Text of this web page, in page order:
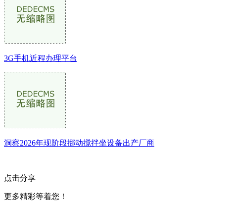
3G手机近程办理平台
洞察2026年现阶段挪动搅拌坐设备出产厂商
点击分享
更多精彩等着您！